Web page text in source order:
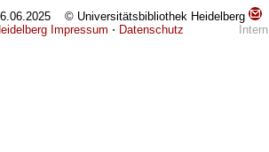
© Universitätsbibliothek Heidelberg
Impressum ⋅ Datenschutz Intern